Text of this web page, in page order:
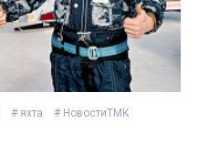
# яхта # НовостиТМК